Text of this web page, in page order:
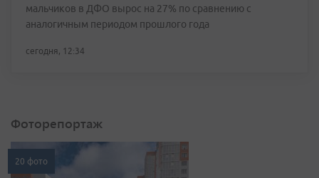
мальчиков в ДФО вырос на 27% по сравнению с
аналогичным периодом прошлого года
сегодня, 12:34
Фоторепортаж
20 фото